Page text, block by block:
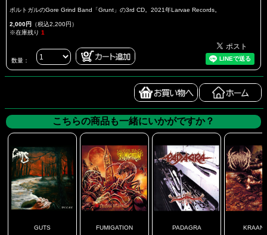
ポルトガルのGore Grind Band「Grunt」の3rd CD。2021年Larvae Records。
2,000円 （税込2,200円）
※在庫残り 1
数量：
こちらの商品も一緒にいかがですか？
GUTS
FUMIGATION
PADAGRA